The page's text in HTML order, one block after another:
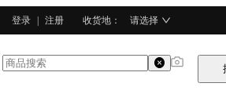
登录 注册 收货地 ： 请选择